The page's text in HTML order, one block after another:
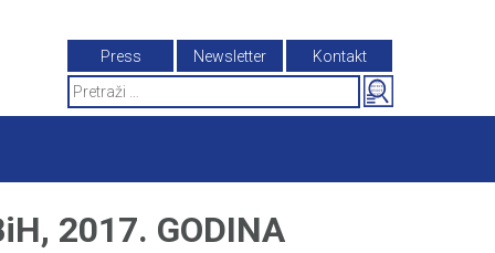
Press Newsletter
Kontakt
Search
for:
2017. GODINA